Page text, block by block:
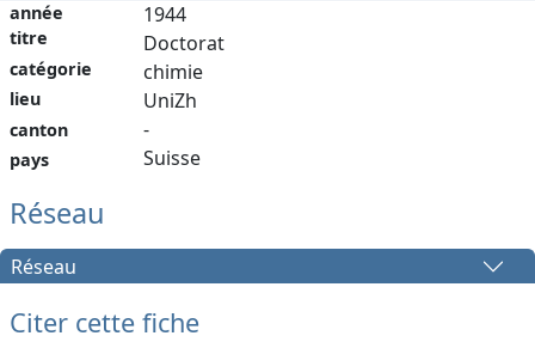
année
titre
catégorie
lieu
canton
pays
1944
Doctorat
chimie
UniZh
-
Suisse
Réseau
Réseau
Citer cette fiche